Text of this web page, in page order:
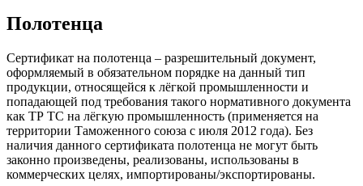
Полотенца
Сертификат на полотенца – разрешительный документ,
оформляемый в обязательном порядке на данный тип
продукции, относящейся к лёгкой промышленности и
попадающей под требования такого нормативного документа
как ТР ТС на лёгкую промышленность (применяется на
территории Таможенного союза с июля 2012 года). Без
наличия данного сертификата полотенца не могут быть
законно произведены, реализованы, использованы в
коммерческих целях, импортированы/экспортированы.